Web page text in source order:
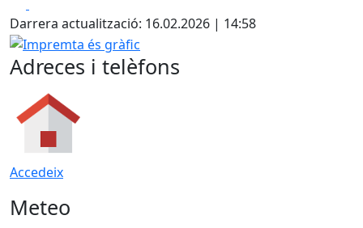
+
−
Darrera actualització: 16.02.2026 | 14:58
Impremta és gràfic
Adreces i telèfons
Accedeix
Meteo